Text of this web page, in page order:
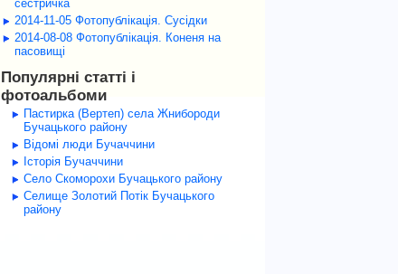
сестричка
2014-11-05 Фотопублікація. Сусідки
2014-08-08 Фотопублікація. Коненя на
пасовищі
Популярні статті і
фотоальбоми
Пастирка (Вертеп) села Жнибороди
Бучацького району
Відомі люди Бучаччини
Історія Бучаччини
Село Скоморохи Бучацького району
Селище Золотий Потік Бучацького
району